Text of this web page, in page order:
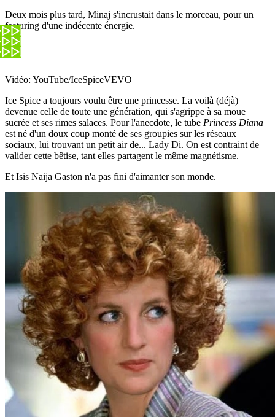
Deux mois plus tard, Minaj s'incrustait dans le morceau, pour un
featuring d'une indécente énergie.
Vidéo: YouTube/IceSpiceVEVO
Ice Spice a toujours voulu être une princesse. La voilà (déjà)
devenue celle de toute une génération, qui s'agrippe à sa moue
sucrée et ses rimes salaces. Pour l'anecdote, le tube Princess Diana
est né d'un doux coup monté de ses groupies sur les réseaux
sociaux, lui trouvant un petit air de... Lady Di. On est contraint de
valider cette bêtise, tant elles partagent le même magnétisme.
Et Isis Naija Gaston n'a pas fini d'aimanter son monde.